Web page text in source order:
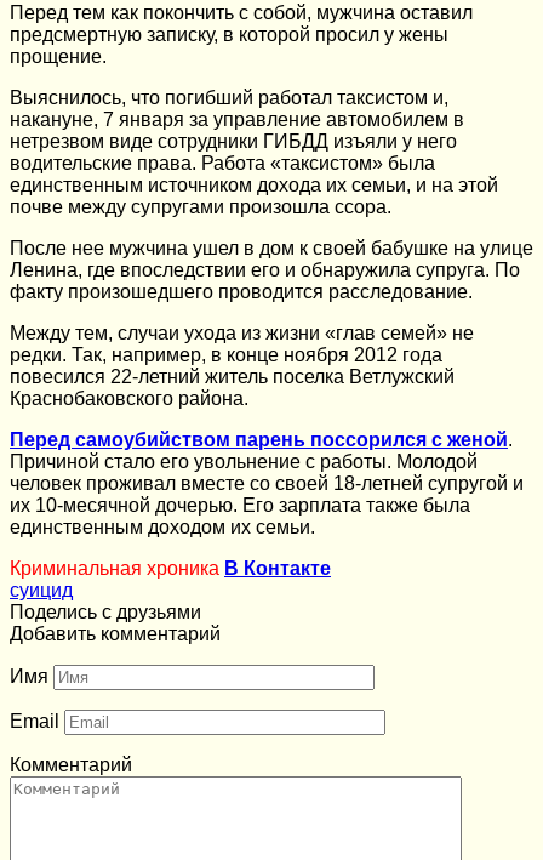
Перед тем как покончить с собой, мужчина оставил
предсмертную записку, в которой просил у жены
прощение.
Выяснилось, что погибший работал таксистом и,
накануне, 7 января за управление автомобилем в
нетрезвом виде сотрудники ГИБДД изъяли у него
водительские права. Работа «таксистом» была
единственным источником дохода их семьи, и на этой
почве между супругами произошла ссора.
После нее мужчина ушел в дом к своей бабушке на улице
Ленина, где впоследствии его и обнаружила супруга. По
факту произошедшего проводится расследование.
Между тем, случаи ухода из жизни «глав семей» не
редки. Так, например, в конце ноября 2012 года
повесился 22-летний житель поселка Ветлужский
Краснобаковского района.
Перед самоубийством парень поссорился с женой.
Причиной стало его увольнение с работы. Молодой
человек проживал вместе со своей 18-летней супругой и
их 10-месячной дочерью. Его зарплата также была
единственным доходом их семьи.
Криминальная хроника В Контакте
суицид
Поделись с друзьями
Добавить комментарий
Имя
Email
Комментарий